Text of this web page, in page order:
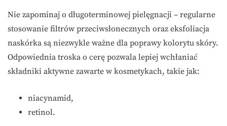
Nie zapominaj o długoterminowej pielęgnacji – regularne
stosowanie filtrów przeciwsłonecznych oraz eksfoliacja
naskórka są niezwykle ważne dla poprawy kolorytu skóry.
Odpowiednia troska o cerę pozwala lepiej wchłaniać
składniki aktywne zawarte w kosmetykach, takie jak:
niacynamid,
retinol.